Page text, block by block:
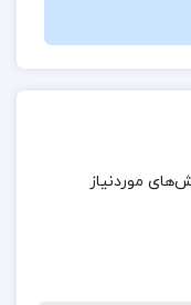
درگذشت پدرش در
او را برای کمک
ام ولی فکر می
واقع محلة ما
نگاه کنی فقط
موردنیاز